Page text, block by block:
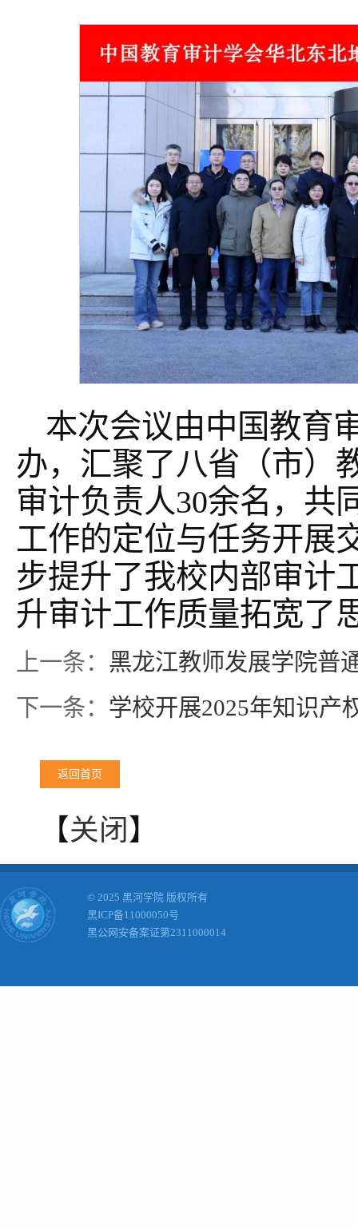
本次会议由中国教育
办，汇聚了八省（市）
审计负责人30余名，共
工作的定位与任务开展
步提升了我校内部审计
升审计工作质量拓宽了
上一条： 黑龙江教师发展学院普
下一条： 学校开展2025年知识产
返回首页
【关闭 】
© 2025 黑河学院 版权所有
黑ICP备11000050号
黑公网安备案证第2311000014